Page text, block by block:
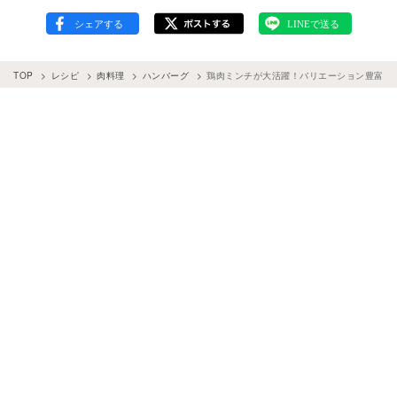
TOP レシピ 肉料理 ハンバーグ 鶏肉ミンチが大活躍！バリエーション豊富な